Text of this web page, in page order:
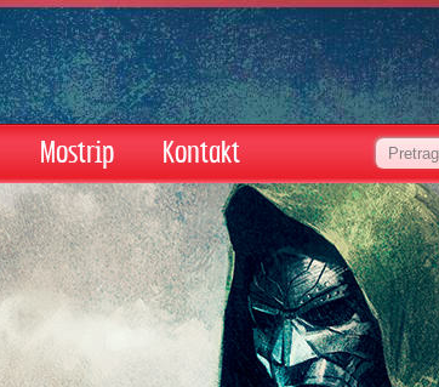
Mostrip Kontakt